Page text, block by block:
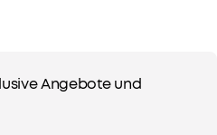
Angebote und